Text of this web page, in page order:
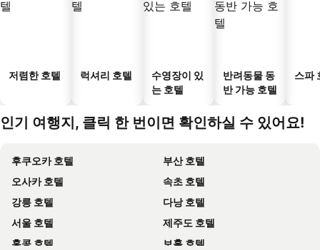
저렴한 호텔 럭셔리 호텔
수영장이 있
는 호텔
반려동물 동
반 가능 호텔
스파
인기 여행지, 클릭 한 번이면 확인하실 수 있어요!
후쿠오카 호텔
부산 호텔
오사카 호텔
속초 호텔
강릉 호텔
다낭 호텔
서울 호텔
제주도 호텔
홍콩 호텔
보홀 호텔